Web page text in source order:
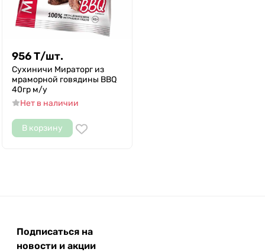
956Т/шт.
Сухиничи Мираторг из
мраморной говядины BBQ
40гр м/у
Нет в наличии
В корзину
Подписаться на
новости и акции